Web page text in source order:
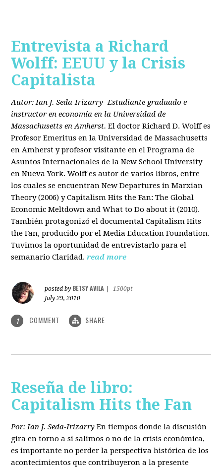
Entrevista a Richard
Wolff: EEUU y la Crisis
Capitalista
Autor: Ian J. Seda-Irizarry- Estudiante graduado e
instructor en economía en la Universidad de
Massachusetts en Amherst. El doctor Richard D. Wolff es
Profesor Emeritus en la Universidad de Massachusetts
en Amherst y profesor visitante en el Programa de
Asuntos Internacionales de la New School University
en Nueva York. Wolff es autor de varios libros, entre
los cuales se encuentran New Departures in Marxian
Theory (2006) y Capitalism Hits the Fan: The Global
Economic Meltdown and What to Do about it (2010).
También protagonizó el documental Capitalism Hits
the Fan, producido por el Media Education Foundation.
Tuvimos la oportunidad de entrevistarlo para el
semanario Claridad. read more
posted by BETSY AVILA
1500pt
July 29, 2010
1 COMMENT SHARE
Reseña de libro:
Capitalism Hits the Fan
Por: Ian J. Seda-Irizarry En tiempos donde la discusión
gira en torno a si salimos o no de la crisis económica,
es importante no perder la perspectiva histórica de los
acontecimientos que contribuyeron a la presente